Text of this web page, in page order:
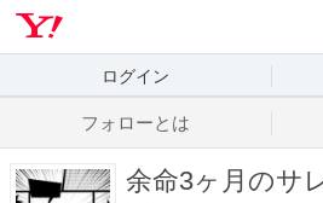
ログイン
フォローとは
余命3ヶ月のサ